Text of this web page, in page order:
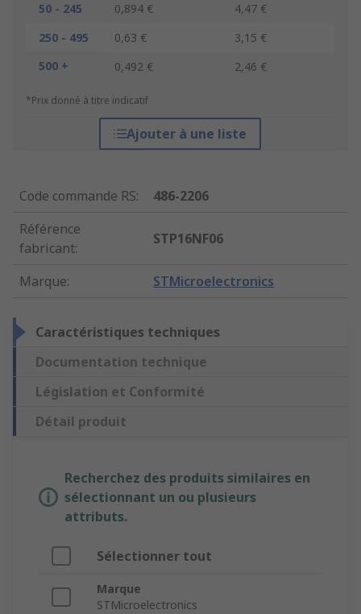
50 - 245
0,894 €
4,47 €
250 - 495
0,63 €
3,15 €
500 +
0,492 € 2,46 €
*Prix donné à titre indicatif
Ajouter à une liste
Code commande RS:
486-2206
Référence
fabricant:
STP16NF06
Marque: STMicroelectronics
Caractéristiques techniques
Documentation technique
Législation et Conformité
Détail produit
Recherchez des produits similaires en
sélectionnant un ou plusieurs
attributs.
Sélectionner tout
Marque
STMicroelectronics